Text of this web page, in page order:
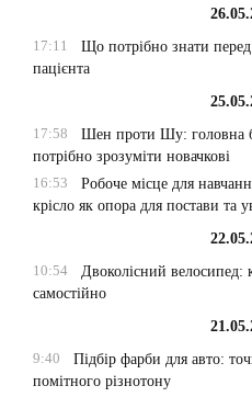
17:11
Що потрібно знати
пацієнта
17:58
Шен проти Шу: головна
потрібно зрозуміти новачкові
16:53
Робоче місце для
крісло як опора для постави та
10:54
Двоколісний велосипед:
самостійно
9:40
Підбір фарби для авто:
помітного різнотону